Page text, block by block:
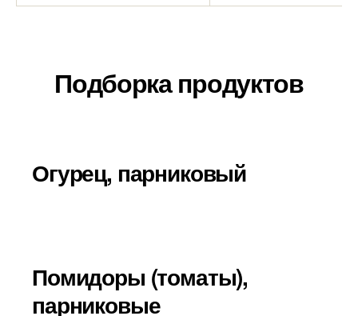
Подборка продуктов
Огурец, парниковый
Помидоры (томаты),
парниковые